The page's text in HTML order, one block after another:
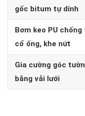
gốc bitum tự dính
Bơm keo PU chống
cổ ống, khe nứt
Gia cường góc
bằng vải lưới